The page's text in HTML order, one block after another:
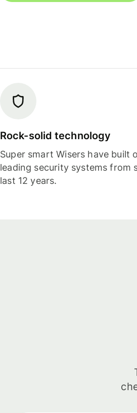
Rock-solid technology
Super smart Wisers have built
leading security systems from
last 12 years.